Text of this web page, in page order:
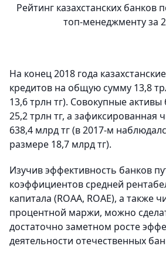
Рейтинг казахстанских банков
топ-менеджменту за
На конец 2018 года
кредитов на общую сумму 13,8
13,6 трлн тг). Совокупные активы
25,2 трлн тг, а
638,4 млрд тг (в 2017-м
размере 18,7 млрд тг).
Изучив эффективность банков
коэффициентов средней
капитала (ROAA, ROAE), а также
процентной маржи, можно
достаточно заметном росте
деятельности отечественных